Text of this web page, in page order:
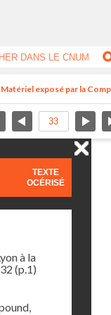
exposé par la
TEXTE
OCÉRISÉ
à la
(p.1)